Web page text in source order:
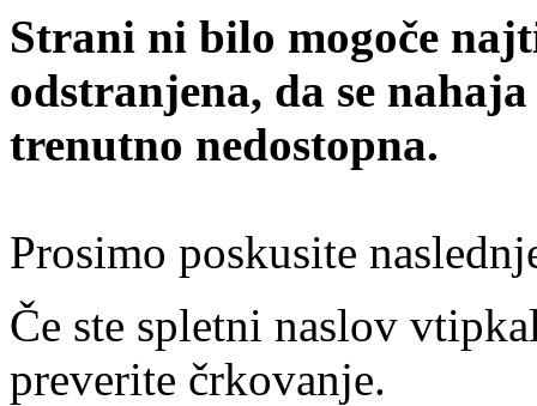
Strani ni bilo mogoče
odstranjena, da se
trenutno nedostopna.
Prosimo poskusite
Če ste spletni naslov
preverite črkovanje.